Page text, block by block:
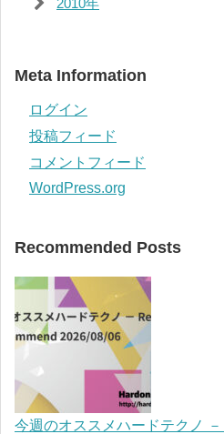
Meta Information
ログイン
投稿フィード
コメントフィード
WordPress.org
Recommended Posts
今週のオススメハードテクノ